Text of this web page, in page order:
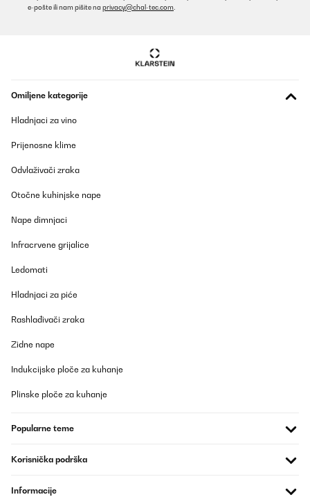
e-pošte ili nam pišite na privacy@chal-tec.com
Omiljene kategorije
Hladnjaci za vino
Prijenosne klime
Odvlaživači zraka
Otočne kuhinjske nape
Nape dimnjaci
Infracrvene grijalice
Ledomati
Hladnjaci za piće
Rashlađivači zraka
Zidne nape
Indukcijske ploče za kuhanje
Plinske ploče za kuhanje
Popularne teme
Korisnička podrška
Informacije